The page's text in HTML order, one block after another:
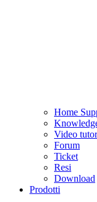
Home
Video
Forum
Ticket
Resi
Download
Prodotti